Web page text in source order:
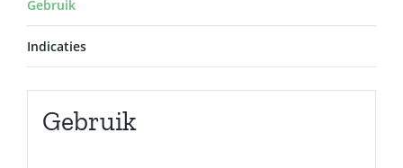
Gebruik
Indicaties
Gebruik